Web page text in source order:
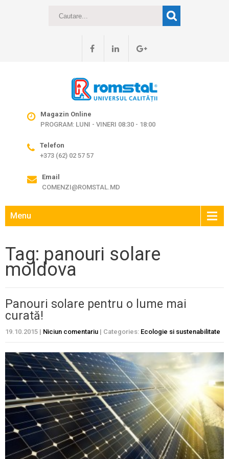
Magazin Online
PROGRAM: LUNI - VINERI 08:30 - 18:00
Telefon
+373 (62) 02 57 57
Email
COMENZI@ROMSTAL.MD
Menu
Tag: panouri solare
moldova
Panouri solare pentru o lume mai
curată!
19.10.2015 | Niciun comentariu | Categories: Ecologie si sustenabilitate